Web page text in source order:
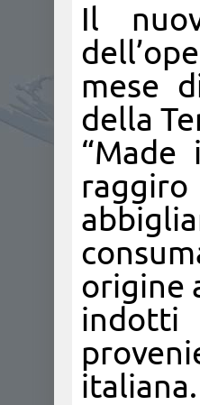
Il
mese
della
origine
italiana.